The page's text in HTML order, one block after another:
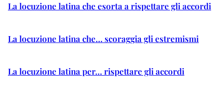
La locuzione latina che esorta a rispettare gli accordi
La locuzione latina che… scoraggia gli estremismi
La locuzione latina per… rispettare gli accordi